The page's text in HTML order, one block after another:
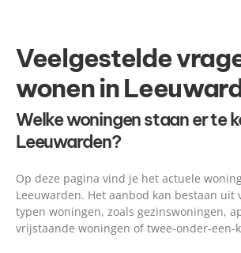
Veelgestelde
wonen in
Welke woningen staan er te
Leeuwarden?
Op deze pagina vind je het actuele
Leeuwarden. Het aanbod kan bestaan uit
typen woningen, zoals gezinswoningen,
vrijstaande woningen of twee-onder-een-